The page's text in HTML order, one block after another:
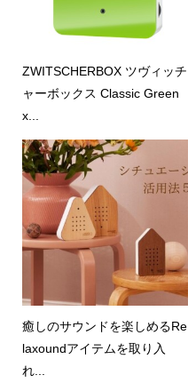
ZWITSCHERBOX ツヴィッチ
ャーボックス Classic Green
x...
癒しのサウンドを楽しめるRe
laxoundアイテムを取り入
れ...